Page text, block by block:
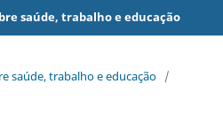
saúde, trabalho e educação
saúde, trabalho e educação /